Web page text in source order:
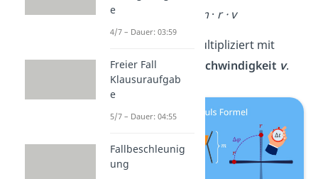
m· r · v
multipliziert mit
Radiusr Geschwindigkeit v.
e
4/7 – Dauer: 03:59
Freier Fall
Klausuraufgab
e
5/7 – Dauer: 04:55
Fallbeschleunig
ung